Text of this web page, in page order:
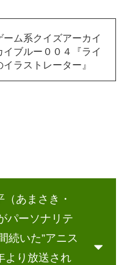
ーム系クイズアーカイ
ブルー００４『ライ
イラストレーター』
あまさき・
パーソナリテ
続いた”アニス
より放送され